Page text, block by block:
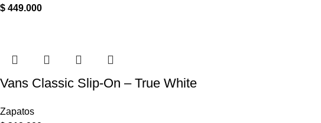
$ 449.000
Vans Classic Slip-On – True White
Zapatos